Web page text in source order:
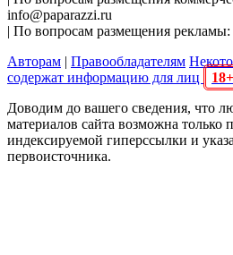
info@paparazzi.ru
| По вопросам размещения рекламы:
Авторам | Правообладателям
содержат информацию для лиц
18+
Доводим до вашего сведения, что
материалов сайта возможна только
индексируемой гиперссылки и
первоисточника.